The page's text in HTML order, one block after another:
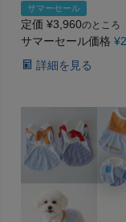
サマーセール
定価 ¥3,960のところ
サマーセール価格 ¥
詳細を見る